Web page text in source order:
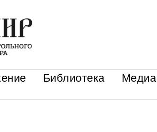
Библиотека Медиа